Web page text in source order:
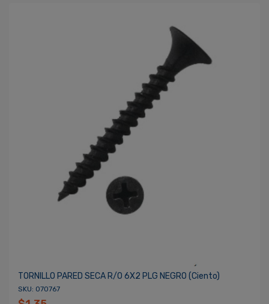
TORNILLO PARED SECA R/O 6X2 PLG NEGRO (ciento)
SKU: 070767